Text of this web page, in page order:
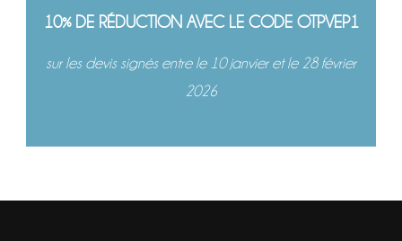
10% DE RÉDUCTION AVEC LE CODE OTPVEP1
sur les devis signés entre le 10 janvier et le 28 février
2026